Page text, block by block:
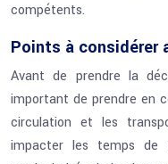
compétents.
Points à considérer
Avant de prendre la
important de prendre en
circulation et les
impacter les temps de